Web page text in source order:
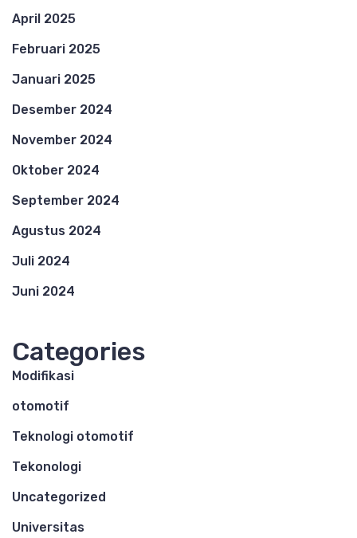
April 2025
Februari 2025
Januari 2025
Desember 2024
November 2024
Oktober 2024
September 2024
Agustus 2024
Juli 2024
Juni 2024
Categories
Modifikasi
otomotif
Teknologi otomotif
Tekonologi
Uncategorized
Universitas